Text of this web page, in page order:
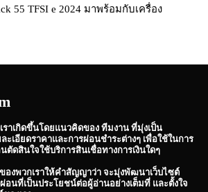
55 TFSI e 2024 มาพร้อมกับเครื่อง
ราเกิดขึ้นโดยแนวคิดของ ทีมงาน ที่มุ่งเป็น
เอียดราคาและการผ่อนชำระต่างๆ เพื่อใช้ในการ
ตัดสินใจใช้บริการสินเชื่อทางการเงินใดๆ
องพวกเราให้คำสัญญาว่า จะมุ่งพัฒนาเว็บไซต์
อนที่เป็นประโยชน์ต่อผู้อ่านอย่างเต็มที่ และตั้งใจ